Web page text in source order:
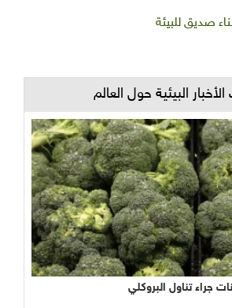
صديق للبيئة
البيئية حول العالم
جراء تناول البروكلي